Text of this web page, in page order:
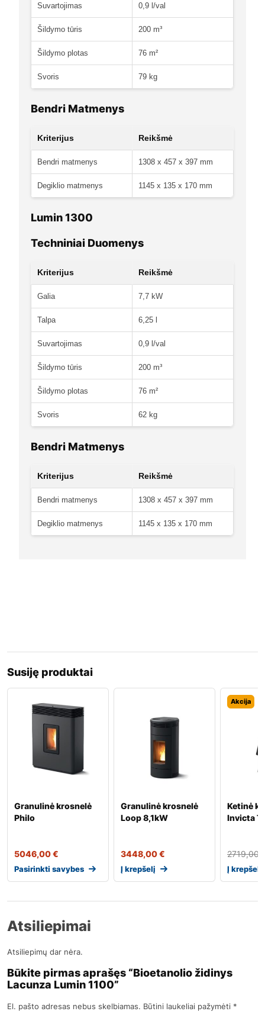
Suvartojimas 0,9 l/val
Šildymo tūris 200 m³
Šildymo plotas 76 m²
Svoris 79 kg
Bendri Matmenys
Kriterijus Reikšmė
Bendri matmenys 1308 x 457 x 397 mm
Degiklio matmenys 1145 x 135 x 170 mm
Lumin 1300
Techniniai Duomenys
Kriterijus Reikšmė
Galia 7,7 kW
Talpa 6,25 l
Suvartojimas 0,9 l/val
Šildymo tūris 200 m³
Šildymo plotas 76 m²
Svoris 62 kg
Bendri Matmenys
Kriterijus Reikšmė
Bendri matmenys 1308 x 457 x 397 mm
Degiklio matmenys 1145 x 135 x 170 mm
Susiję produktai
Granulinė krosnelė
Philo
5046,00€
Pasirinkti savybes
Granulinė krosnelė
Loop 8,1kW
3448,00€
Į krepšelį
Akcija
Ketinė
Invicta
2719,00
Į krepšelį
Atsiliepimai
Atsiliepimų dar nėra.
Būkite pirmas aprašęs “Bioetanolio židinys
Lacunza Lumin 1100”
El. pašto adresas nebus skelbiamas. Būtini laukeliai pažymėti *